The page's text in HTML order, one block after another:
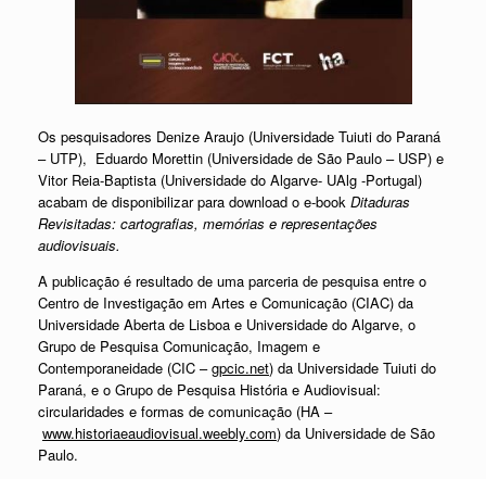
Os pesquisadores Denize Araujo (Universidade Tuiuti do Paraná
– UTP), Eduardo Morettin (Universidade de São Paulo – USP) e
Vitor Reia-Baptista (Universidade do Algarve- UAlg -Portugal)
acabam de disponibilizar para download o e-book Ditaduras
Revisitadas: cartografias, memórias e representações
audiovisuais.
A publicação é resultado de uma parceria de pesquisa entre o
Centro de Investigação em Artes e Comunicação (CIAC) da
Universidade Aberta de Lisboa e Universidade do Algarve, o
Grupo de Pesquisa Comunicação, Imagem e
Contemporaneidade (CIC –gpcic.net) da Universidade Tuiuti do
Paraná, e o Grupo de Pesquisa História e Audiovisual:
circularidades e formas de comunicação (HA –
www.historiaeaudiovisual.weebly.com) da Universidade de São
Paulo.